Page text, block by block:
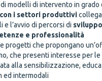
modelli di intervento in grado
i settori produttivi
e l’avvio di percorsi di
e professionalità
progetti che propongano
che presenti interesse per
alla sensibilizzazione,
ed intermodali